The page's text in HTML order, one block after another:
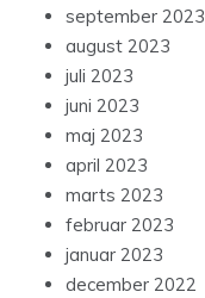
september 2023
august 2023
juli 2023
juni 2023
maj 2023
april 2023
marts 2023
februar 2023
januar 2023
december 2022